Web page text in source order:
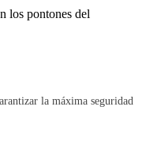
los pontones del
la máxima seguridad